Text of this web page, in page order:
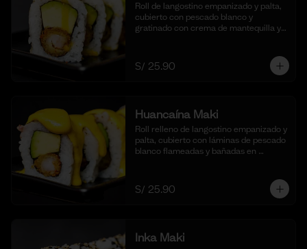
Roll de langostino empanizado y palta,
cubierto con pescado blanco y
gratinado con crema de mantequilla y
shoyu. (10 cortes).
S/ 25.90
Huancaína Maki
Roll relleno de langostino empanizado y
palta, cubierto con láminas de pescado
blanco flameadas y bañadas en
(10 cortes)
S/ 25.90
Inka Maki